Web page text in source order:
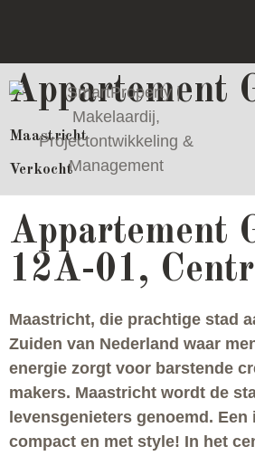
Appartement
Maastricht
Verkocht
Appartement
12A-01,
Maastricht, die prachtige stad
Zuiden van Nederland waar
energie zorgt voor barstende
makers. Maastricht wordt de
levensgenieters genoemd.
compact en met style! In het